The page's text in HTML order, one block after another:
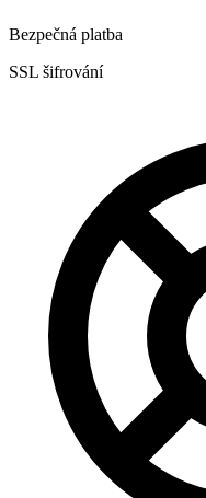
Bezpečná platba
SSL šifrování